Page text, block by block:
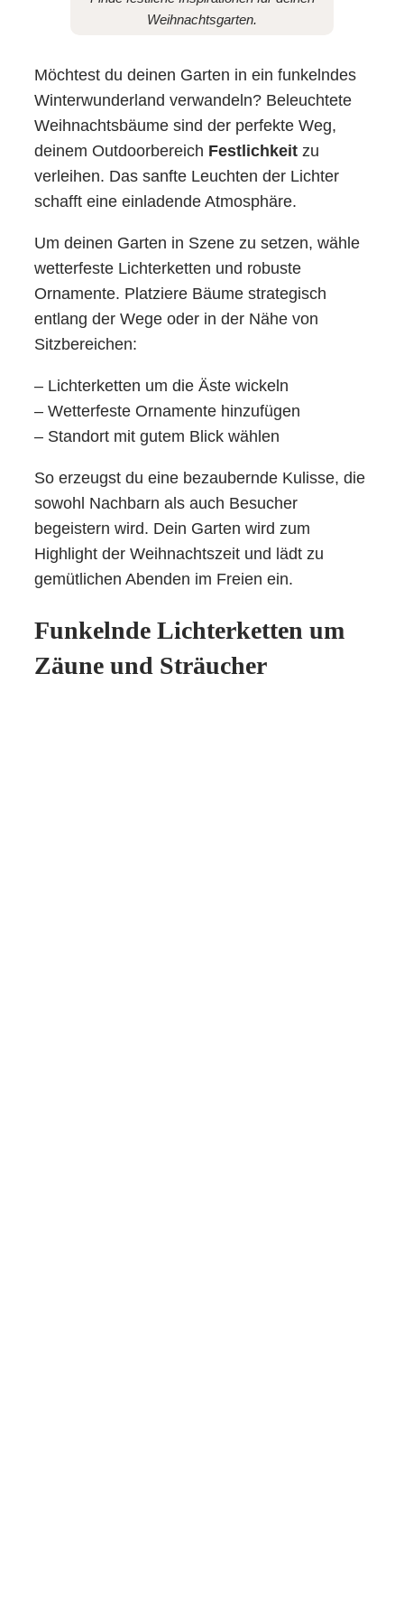
Weihnachtsgarten.
Möchtest du deinen Garten in ein funkelndes
Winterwunderland verwandeln? Beleuchtete
Weihnachtsbäume sind der perfekte Weg,
deinem Outdoorbereich Festlichkeit zu
verleihen. Das sanfte Leuchten der Lichter
schafft eine einladende Atmosphäre.
Um deinen Garten in Szene zu setzen, wähle
wetterfeste Lichterketten und robuste
Ornamente. Platziere Bäume strategisch
entlang der Wege oder in der Nähe von
Sitzbereichen:
– Lichterketten um die Äste wickeln
– Wetterfeste Ornamente hinzufügen
– Standort mit gutem Blick wählen
So erzeugst du eine bezaubernde Kulisse, die
sowohl Nachbarn als auch Besucher
begeistern wird. Dein Garten wird zum
Highlight der Weihnachtszeit und lädt zu
gemütlichen Abenden im Freien ein.
Funkelnde Lichterketten um
Zäune und Sträucher